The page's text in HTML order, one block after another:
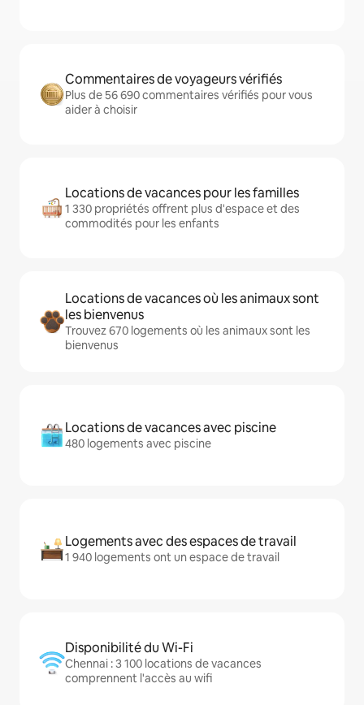
Commentaires de voyageurs vérifiés
Plus de 56 690 commentaires vérifiés pour vous
aider à choisir
Locations de vacances pour les familles
1 330 propriétés offrent plus d'espace et des
commodités pour les enfants
Locations de vacances où les animaux sont
les bienvenus
Trouvez 670 logements où les animaux sont les
bienvenus
Locations de vacances avec piscine
480 logements avec piscine
Logements avec des espaces de travail
1 940 logements ont un espace de travail
Disponibilité du Wi-Fi
Chennai : 3 100 locations de vacances
comprennent l'accès au wifi